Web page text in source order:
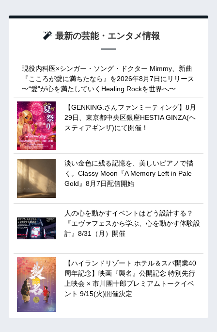
最新の芸能・エンタメ情報
現役内科医×シンガー・ソング・ドクター Mimmy、新曲
『こころが愛に満ちたなら』を2026年8月7日にリリース
〜“愛”が心を満たしていくHealing Rockを世界へ〜
【GENKING.さんファンミーティング】8月
29日、東京都中央区銀座HESTIA GINZA(ヘ
スティアギンザ)にて開催！
淡い金色に残る記憶を、美しいピアノで描
く。Classy Moon『A Memory Left in Pale
Gold』8月7日配信開始
人の心を動かすイベントはどう設計する？
『エヴァフェスから学ぶ、心を動かす体験設
計』8/31（月）開催
【ハイランドリゾート ホテル＆スパ開業40
周年記念】映画『襲名』公開記念 特別先行
上映会 × 市川團十郎プレミアムトークイベ
ント 9/15(火)開催決定